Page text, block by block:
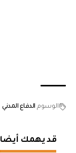
الوسوم الدفاع المدني
قد يهمك أيضا